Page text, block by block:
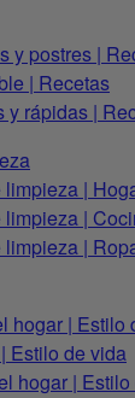
y postres |
| Recetas
y rápidas |
limpieza |
limpieza |
limpieza |
hogar | Estilo
Estilo de vida
hogar |